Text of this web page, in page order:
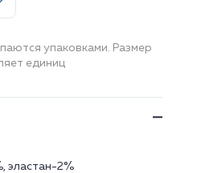
упаковками. Размер
единиц
эластан-2%